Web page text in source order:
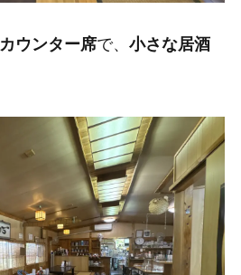
カウンター席で、 小さな居酒